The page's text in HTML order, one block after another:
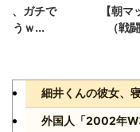
、ガチで
うｗ...
【朝
（戦
細井くんの彼女、